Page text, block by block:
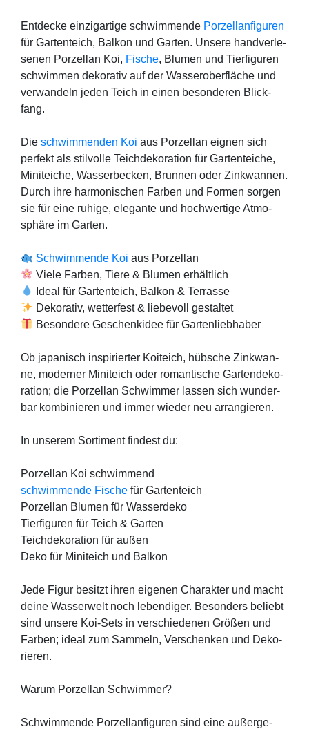
Ent­de­cke ein­zig­ar­ti­ge schwim­men­de Por­zel­lan­fi­gu­ren
für Gar­ten­teich, Bal­kon und Gar­ten. Unse­re hand­ver­le­
se­nen Por­zel­lan Koi, Fische, Blu­men und Tier­fi­gu­ren
schwim­men deko­ra­tiv auf der Was­ser­ober­flä­che und
ver­wan­deln jeden Teich in einen beson­de­ren Blick­
fang.
Die schwim­men­den Koi aus Por­zel­lan eig­nen sich
per­fekt als stil­vol­le Teich­de­ko­ra­ti­on für Gar­ten­tei­che,
Mini­tei­che, Was­ser­be­cken, Brun­nen oder Zink­wan­nen.
Durch ihre har­mo­ni­schen Far­ben und For­men sor­gen
sie für eine ruhi­ge, ele­gan­te und hoch­wer­ti­ge Atmo­
sphä­re im Gar­ten.
Schwim­men­de Koiaus Por­zel­lan
Vie­le Far­ben, Tie­re & Blu­men erhält­lich
Ide­al für Gar­ten­teich, Bal­kon & Ter­ras­se
Deko­ra­tiv, wet­ter­fest & lie­be­voll gestal­tet
Beson­de­re Geschenk­idee für Gar­ten­lieb­ha­ber
Ob japa­nisch inspi­rier­ter Koi­teich, hüb­sche Zink­wan­
ne, moder­ner Mini­teich oder roman­ti­sche Gar­ten­de­ko­
ra­ti­on; die Por­zel­lan Schwim­mer las­sen sich wun­der­
bar kom­bi­nie­ren und immer wie­der neu arran­gie­ren.
In unse­rem Sor­ti­ment fin­dest du:
Por­zel­lan Koi schwim­mend
schwim­men­de Fische für Gar­ten­teich
Por­zel­lan Blu­men für Was­ser­de­ko
Tier­fi­gu­ren für Teich & Gar­ten
Teich­de­ko­ra­ti­on für außen
Deko für Mini­teich und Bal­kon
Jede Figur besitzt ihren eige­nen Cha­rak­ter und macht
dei­ne Was­ser­welt noch leben­di­ger. Beson­ders beliebt
sind unse­re Koi-Sets in ver­schie­de­nen Grö­ßen und
Far­ben; ide­al zum Sam­meln, Ver­schen­ken und Deko­
rie­ren.
War­um Por­zel­lan Schwim­mer?
Schwim­men­de Por­zel­lan­fi­gu­ren sind eine außer­ge­